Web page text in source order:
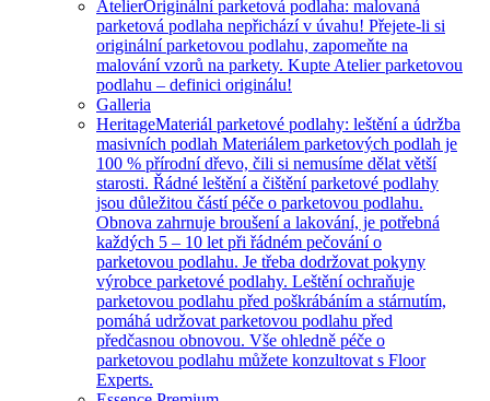
AtelierOriginální parketová podlaha: malovaná
parketová podlaha nepřichází v úvahu! Přejete-li si
originální parketovou podlahu, zapomeňte na
malování vzorů na parkety. Kupte Atelier parketovou
podlahu – definici originálu!
Galleria
HeritageMateriál parketové podlahy: leštění a údržba
masivních podlah Materiálem parketových podlah je
100 % přírodní dřevo, čili si nemusíme dělat větší
starosti. Řádné leštění a čištění parketové podlahy
jsou důležitou částí péče o parketovou podlahu.
Obnova zahrnuje broušení a lakování, je potřebná
každých 5 – 10 let při řádném pečování o
parketovou podlahu. Je třeba dodržovat pokyny
výrobce parketové podlahy. Leštění ochraňuje
parketovou podlahu před poškrábáním a stárnutím,
pomáhá udržovat parketovou podlahu před
předčasnou obnovou. Vše ohledně péče o
parketovou podlahu můžete konzultovat s Floor
Experts.